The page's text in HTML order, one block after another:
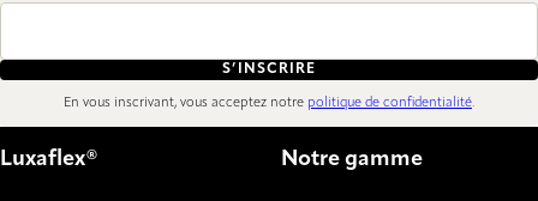
S’INSCRIRE
En vous inscrivant, vous acceptez notre politique de confidentialité.
Luxaflex® Notre gamme